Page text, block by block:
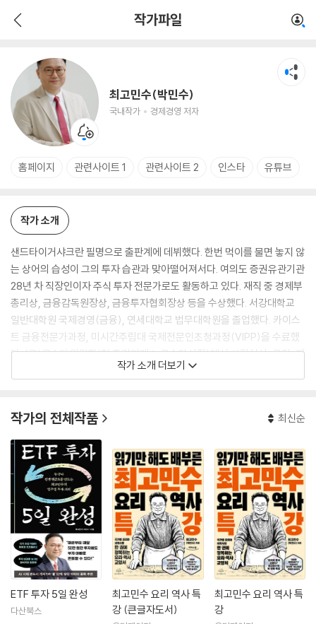
작가파일
최고민수(박민수)
국내작가 경제경영 저자
경제경영 저자
홈페이지 관련사이트 1 관련사이트 2 인스타 유튜브
작가 소개
샌드타이거샤크란 필명으로 출판계에 데뷔했다. 한번 먹이를 물면 놓지 않
는 상어의 습성이 그의 투자 습관과 맞아떨어져서다. 여의도 증권유관기관
28년 차 직장인이자 주식 투자 전문가로도 활동하고 있다. 재직 중 경제부
총리상, 금융감독원장상, 금융투자협회장상 등을 수상했다. 서강대학교
일반대학원 국제경영(금융), 연세대학교 법무대학원을 졸업했다. 카이스
트 금융전문가과정, 미시간주립대 국제전문인초청과정(VIPP)을 수료했
다. (구)코스닥위원회(현 증권거래소 코스닥시장)에서 상장심사, 규정, 제
도 업무를 담당했다. 금융위원회, 금융감독원, 증권사 등과 다수 TF에 참
에서 주식 투자 강사로도 활동한 바 있다.
유튜브 채널 ‘침착맨’에 출연해 ‘민수’ 밈을 일으킨 장본인으로, MZ세대에
게 최고민수란 애칭으로 친근하게 다가가고 있다. ‘오히려 좋아 고맙다!’라
는 밈의 창시자이다. 역사, 요리 정보를 빽빽하게 채운 B4용지를 들고 침
착맨, 빠니보틀, 캡틴따거, 정형돈, 조나단 등과 국내외 여행을 다니는 여
행 유튜브에 출연하거나 MBC 〈구해줘홈즈〉, KBS 〈옥탑방의 문제아들〉,
MBN 〈동치미〉, JTBC 〈장르가머니〉 등의 방송과 펭수, 워크맨, 말년이 행
복하게, 중년이상준, 조동아리, 딘딘은딘딘 등 다양한 예능프로그램에 출
연하며 끊임없이 장시간 말하는 캐릭터로 대중의 사랑을 받고 있다.
저서로는 10만 부 이상 판매된 베스트셀러 『주식 공부 5일 완성』과 『아들
작가 소개 더보기
작가의 전체작품 최신순
ETF 투자 5일 완성
다산북스
최고민수 요리 역사 특
강 (큰글자도서)
최고민수 요리 역사 특
강